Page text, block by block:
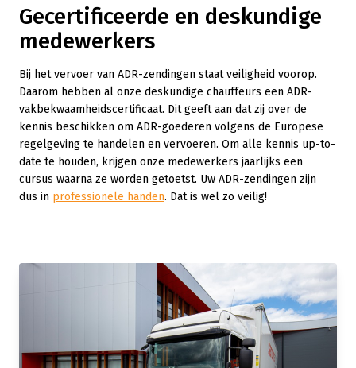
Gecertificeerde en deskundige
medewerkers
Bij het vervoer van ADR-zendingen staat veiligheid voorop.
Daarom hebben al onze deskundige chauffeurs een ADR-
vakbekwaamheidscertificaat. Dit geeft aan dat zij over de
kennis beschikken om ADR-goederen volgens de Europese
regelgeving te handelen en vervoeren. Om alle kennis up-to-
date te houden, krijgen onze medewerkers jaarlijks een
cursus waarna ze worden getoetst. Uw ADR-zendingen zijn
dus in professionele handen. Dat is wel zo veilig!